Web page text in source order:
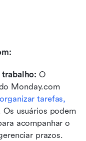
trabalho: O
Monday.com
tarefas,
usuários podem
acompanhar o
prazos.